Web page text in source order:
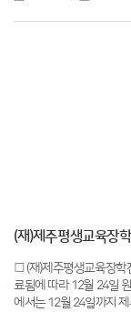
(재)제주평생교육장
□ (재)제주평생교육장학
료됨에 따라 12월 24일 원내에서 이
에서는 12월 24일까지